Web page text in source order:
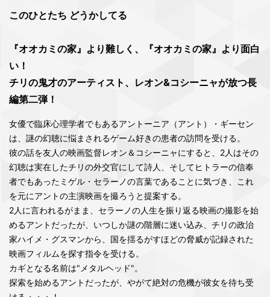
このひとたち どうかしてる
『オオカミの家』より難しく、『オオカミの家』より面白
い！
チリの鬼才のアーティスト、レオン&コシーニャが放つ長
編第二弾！
女優で臨床心理学者でもあるアントーニア（アント）・ギーセン
は、謎の幻聴に悩まされるゲーム好きの患者の訪問を受ける。
彼の話を友人の映画監督レオン＆コシーニャにすると、2人はその
幻聴は実在したチリの外交官にして詩人、そしてヒトラーの信奉
者でもあったミゲル・セラーノの言葉であることに気づき、これ
を元にアントの主演映画を撮ろうと提案する。
2人に言われるがまま、セラーノの人生を振り返る映画の撮影を始
めるアントだったが、いつしか謎の階層に迷い込み、チリの政治
家ハイメ・グスマンから、国を揺るがすほどの脅威が記録された
映画フィルムを探す指令を受ける。
カギとなる名前は"メタルヘッド"。
探索を始めるアントだったが、やがて絶対の危機が彼女を待ち受